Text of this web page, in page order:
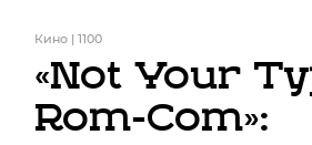
Кино | 1100
«Not Your
Rom-Com»: